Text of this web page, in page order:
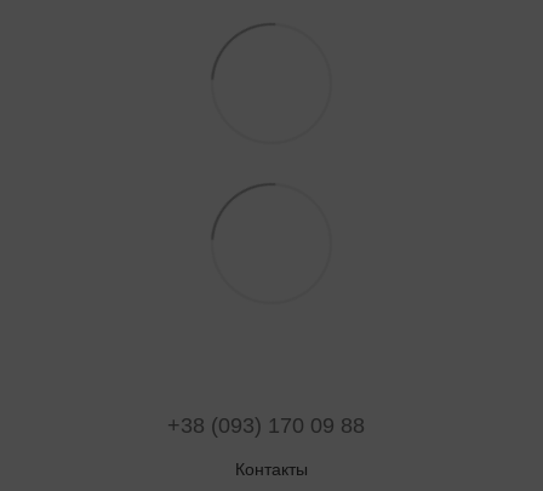
+38 (093) 170 09 88
Контакты